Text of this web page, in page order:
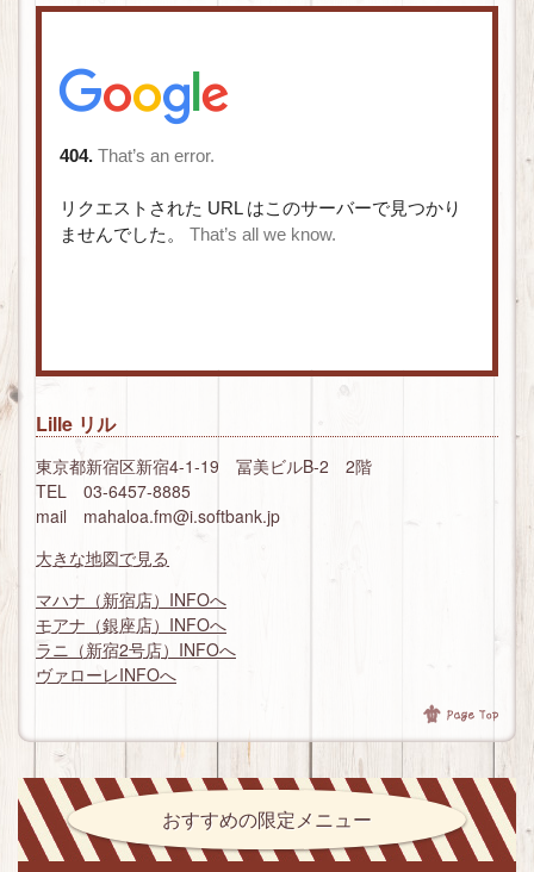
Lille リル
東京都新宿区新宿4-1-19 冨美ビルB-2 2階
TEL 03-6457-8885
mail mahaloa.fm@i.softbank.jp
大きな地図で見る
マハナ（新宿店）INFOへ
モアナ（銀座店）INFOへ
ラニ（新宿2号店）INFOへ
ヴァローレINFOへ
おすすめの限定メニュー